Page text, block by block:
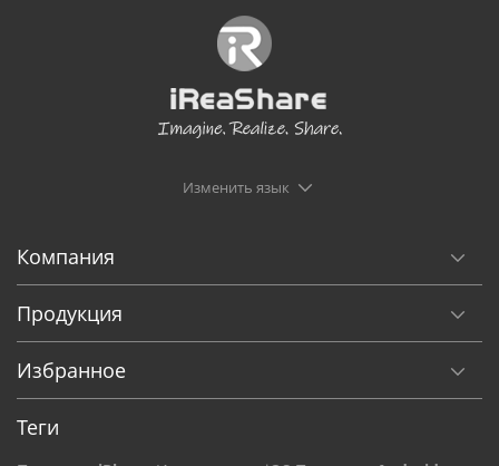
Изменить язык
Компания
Продукция
Избранное
Теги